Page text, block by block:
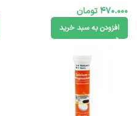
470.000تومان
افزودن به سبد خرید